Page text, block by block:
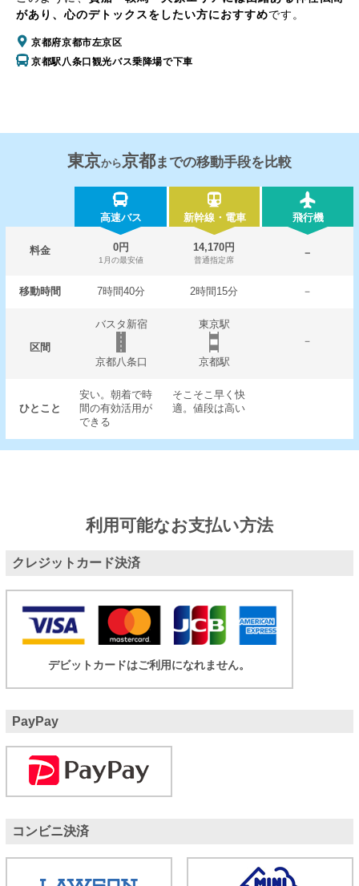
があり、心のデトックスをしたい方におすすめです。
京都府京都市左京区
京都駅八条口観光バス乗降場で下車
東京から京都までの移動手段を比較
高速バス 新幹線・電車 飛行機
料金 0円
1月の最安値
14,170円
普通指定席
－
移動時間 7時間40分 2時間15分 －
区間
バスタ新宿
東京駅
－
京都八条口
京都駅
ひとこと
安い。朝着で時
間の有効活用が
できる
そこそこ早く快
適。値段は高い
利用可能なお支払い方法
クレジットカード決済
デビットカードはご利用になれません。
PayPay
コンビニ決済